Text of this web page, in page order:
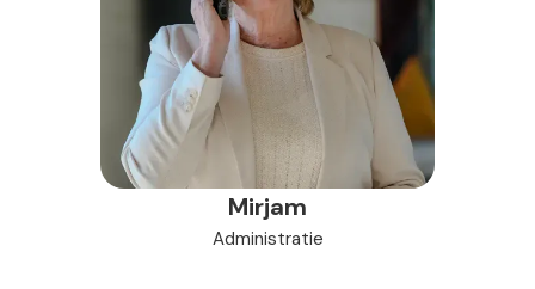
Mirjam
Administratie